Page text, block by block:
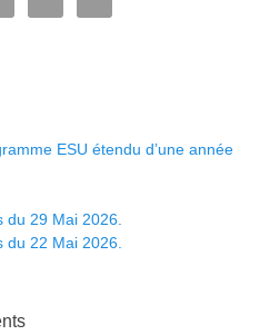
ESU étendu d’une année
du 29 Mai 2026.
du 22 Mai 2026.